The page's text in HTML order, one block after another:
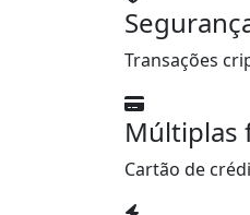
Transações
Múltiplas
Cartão de